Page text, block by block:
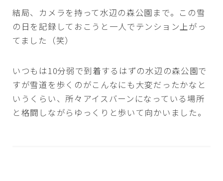
結局、カメラを持って水辺の森公園まで。この雪
の日を記録しておこうと一人でテンション上がっ
てました（笑）
いつもは10分弱で到着するはずの水辺の森公園で
すが雪道を歩くのがこんなにも大変だったかなと
いうくらい、所々アイスバーンになっている場所
と格闘しながらゆっくりと歩いて向かいました。